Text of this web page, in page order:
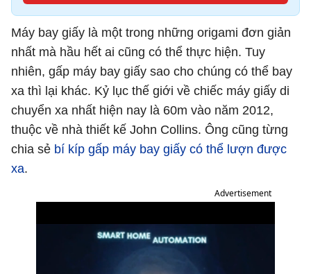
Máy bay giấy là một trong những origami đơn giản
nhất mà hầu hết ai cũng có thể thực hiện. Tuy
nhiên, gấp máy bay giấy sao cho chúng có thể bay
xa thì lại khác. Kỷ lục thế giới về chiếc máy giấy di
chuyển xa nhất hiện nay là 60m vào năm 2012,
thuộc về nhà thiết kế John Collins. Ông cũng từng
chia sẻ bí kíp gấp máy bay giấy có thể lượn được
xa.
Advertisement